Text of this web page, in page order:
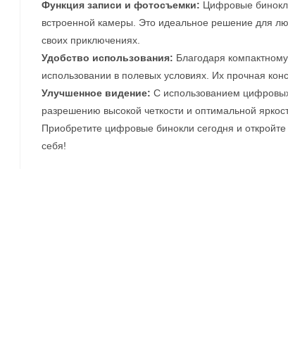
Функция записи и фотосъемки: Цифровые
встроенной камеры. Это идеальное решение для
своих приключениях.
Удобство использования: Благодаря
использовании в полевых условиях. Их прочная
Улучшенное видение: С использованием
разрешению высокой четкости и оптимальной
Приобретите цифровые бинокли сегодня и
себя!